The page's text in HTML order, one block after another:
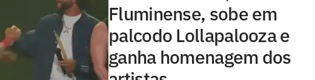
Fluminense, sobe em
palcodo Lollapalooza e
ganha homenagem dos